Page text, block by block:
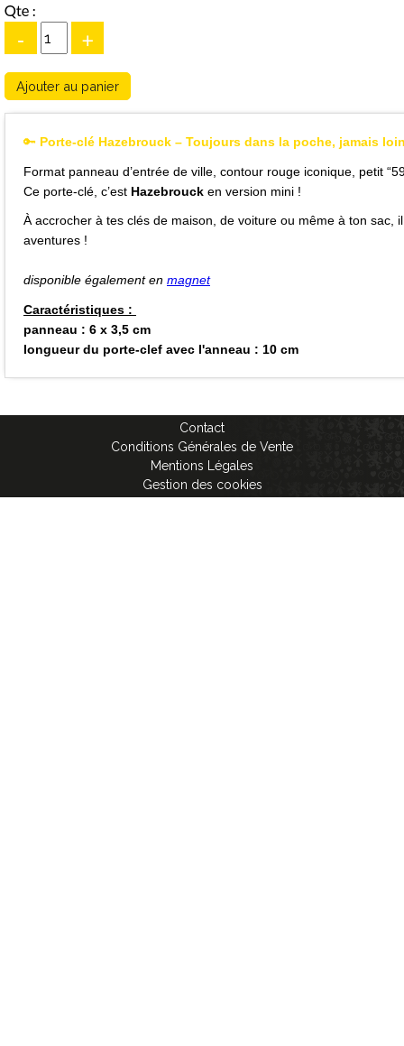
Qte :
- +
🔑 Porte-clé Hazebrouck – Toujours dans la poche, jamais
Format panneau d’entrée de ville, contour rouge iconique, petit
Ce porte-clé, c’est Hazebrouck en version mini !
À accrocher à tes clés de maison, de voiture ou même à ton sac,
aventures !
disponible également en magnet
Caractéristiques :
panneau : 6 x 3,5 cm
longueur du porte-clef avec l'anneau : 10 cm
Contact
Conditions Générales de Vente
Mentions Légales
Gestion des cookies